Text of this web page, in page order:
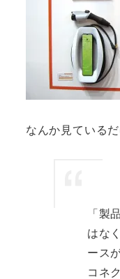
なんか見ている
「製
はな
ース
コネ